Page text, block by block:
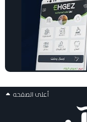
أعلى الصفحه